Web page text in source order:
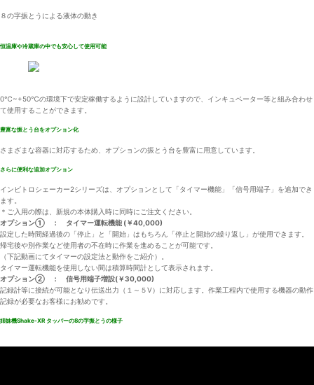
８の字振とうによる液体の動き
恒温庫や冷蔵庫の中でも安心して使用可能
0℃~+50℃の環境下で安定稼働するように設計していますので、インキュベーター等と組み合わせ
て使用することができます。
豊富な振とう台をオプション化
さまざまな容器に対応するため、オプションの振とう台を豊富に用意しています。
さらに便利な追加オプション
インビトロシェーカー2シリーズは、オプションとして「タイマー機能」「信号用端子」を追加でき
ます。
＊ご入用の際は、新規の本体購入時に同時にご注文ください。
オプション① ： タイマー運転機能 (￥40,000)
設定した時間経過後の「停止」と「開始」はもちろん「停止と開始の繰り返し」が使用できます。
帰宅後や別作業など使用者の不在時に作業を進めることが可能です。
（下記動画にてタイマーの設定法と動作をご紹介）。
タイマー運転機能を使用しない間は積算時間計として表示されます。
オプション② ： 信号用端子増設(￥30,000)
記録計等に接続が可能となり伝送出力（１～５V）に対応します。作業工程内で使用する機器の動作
記録が必要なお客様にお勧めです。
姉妹機Shake-XR タッパーの8の字振とうの様子